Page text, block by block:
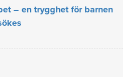
– en trygghet för barnen